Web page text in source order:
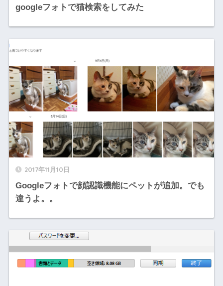
googleフォトで猫検索をしてみた
2017年11月10日
Googleフォトで顔認識機能にペットが追加。でも
違うよ。。